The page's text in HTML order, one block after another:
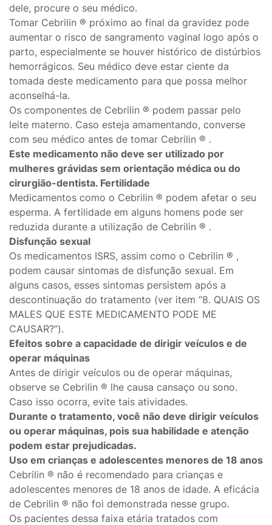
dele, procure o seu médico.
Tomar Cebrilin ® próximo ao final da gravidez pode
aumentar o risco de sangramento vaginal logo após o
parto, especialmente se houver histórico de distúrbios
hemorrágicos. Seu médico deve estar ciente da
tomada deste medicamento para que possa melhor
aconselhá-la.
Os componentes de Cebrilin ® podem passar pelo
leite materno. Caso esteja amamentando, converse
com seu médico antes de tomar Cebrilin ® .
Este medicamento não deve ser utilizado por
mulheres grávidas sem orientação médica ou do
cirurgião-dentista. Fertilidade
Medicamentos como o Cebrilin ® podem afetar o seu
esperma. A fertilidade em alguns homens pode ser
reduzida durante a utilização de Cebrilin ® .
Disfunção sexual
Os medicamentos ISRS, assim como o Cebrilin ® ,
podem causar sintomas de disfunção sexual. Em
alguns casos, esses sintomas persistem após a
descontinuação do tratamento (ver item “8. QUAIS OS
MALES QUE ESTE MEDICAMENTO PODE ME
CAUSAR?”).
Efeitos sobre a capacidade de dirigir veículos e de
operar máquinas
Antes de dirigir veículos ou de operar máquinas,
observe se Cebrilin ® lhe causa cansaço ou sono.
Caso isso ocorra, evite tais atividades.
Durante o tratamento, você não deve dirigir veículos
ou operar máquinas, pois sua habilidade e atenção
podem estar prejudicadas.
Uso em crianças e adolescentes menores de 18 anos
Cebrilin ® não é recomendado para crianças e
adolescentes menores de 18 anos de idade. A eficácia
de Cebrilin ® não foi demonstrada nesse grupo.
Os pacientes dessa faixa etária tratados com